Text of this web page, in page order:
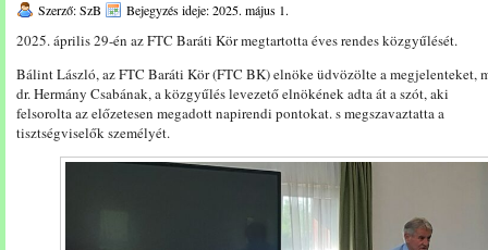
Szerző: SzB Bejegyzés ideje: 2025. május 1.
2025. április 29-én az FTC Baráti Kör megtartotta éves rendes közgyűlését.
Bálint László, az FTC Baráti Kör (FTC BK) elnöke üdvözölte a megjelenteket,
dr. Hermány Csabának, a közgyűlés levezető elnökének adta át a szót, aki
felsorolta az előzetesen megadott napirendi pontokat. s megszavaztatta a
tisztségviselők személyét.